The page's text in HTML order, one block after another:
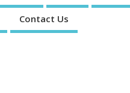
Contact Us